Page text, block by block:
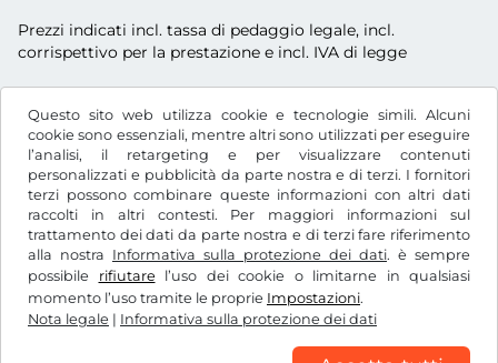
Questo sito web utilizza cookie e tecnologie simili. Alcuni
cookie sono essenziali, mentre altri sono utilizzati per eseguire
l’analisi, il retargeting e per visualizzare contenuti
personalizzati e pubblicità da parte nostra e di terzi. I fornitori
terzi possono combinare queste informazioni con altri dati
raccolti in altri contesti. Per maggiori informazioni sul
trattamento dei dati da parte nostra e di terzi fare riferimento
alla nostra Informativa sulla protezione dei dati. è sempre
possibile rifiutarel’uso dei cookie o limitarne in qualsiasi
momento l’uso tramite le proprie Impostazioni.
Nota legale | Informativa sulla protezione dei dati
Prezzi indicati incl. tassa di pedaggio legale, incl.
corrispettivo per la prestazione e incl. IVA di legge
€EUR
Facebook Instagram
CGC / Diritto di recesso
Informativa sulla protezione dei dati
Nota legale